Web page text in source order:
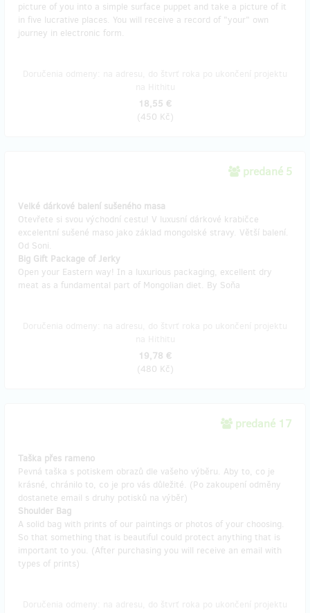
picture of you into a simple surface puppet and take a picture of it
in five lucrative places. You will receive a record of "your" own
journey in electronic form.
18,55 €
(450 Kč)
predané 5
Velké dárkové balení sušeného masa
Otevřete si svou východní cestu! V luxusní dárkové krabičce
excelentní sušené maso jako základ mongolské stravy. Větší balení.
Od Soni.
Big Gift Package of Jerky
Open your Eastern way! In a luxurious packaging, excellent dry
meat as a fundamental part of Mongolian diet. By Soňa
19,78 €
(480 Kč)
predané 17
Taška přes rameno
Pevná taška s potiskem obrazů dle vašeho výběru. Aby to, co je
krásné, chránilo to, co je pro vás důležité. (Po zakoupení odměny
dostanete email s druhy potisků na výběr)
Shoulder Bag
A solid bag with prints of our paintings or photos of your choosing.
So that something that is beautiful could protect anything that is
important to you. (After purchasing you will receive an email with
types of prints)